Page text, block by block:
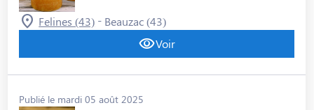
Felines (43) - Beauzac (43)
Voir
Publié le mardi 05 août 2025